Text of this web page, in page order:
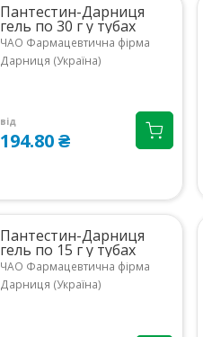
Пантестин-Дарниця
гель по 30 г у тубах
ЧАО Фармацевтична фірма
Дарниця (Україна)
від
194.80 ₴
Пантестин-Дарниця
гель по 15 г у тубах
ЧАО Фармацевтична фірма
Дарниця (Україна)